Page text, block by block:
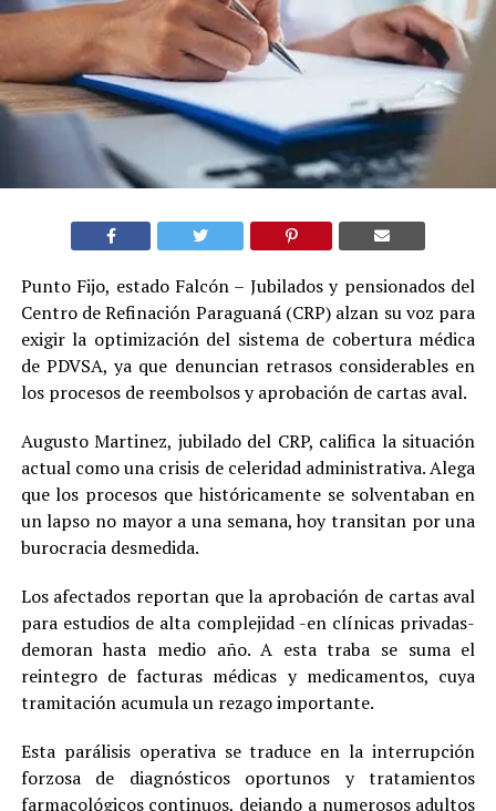
Punto Fijo, estado Falcón – Jubilados y pensionados del
Centro de Refinación Paraguaná (CRP) alzan su voz para
exigir la optimización del sistema de cobertura médica
de PDVSA, ya que denuncian retrasos considerables en
los procesos de reembolsos y aprobación de cartas aval.
Augusto Martinez, jubilado del CRP, califica la situación
actual como una crisis de celeridad administrativa. Alega
que los procesos que históricamente se solventaban en
un lapso no mayor a una semana, hoy transitan por una
burocracia desmedida.
Los afectados reportan que la aprobación de cartas aval
para estudios de alta complejidad -en clínicas privadas-
demoran hasta medio año. A esta traba se suma el
reintegro de facturas médicas y medicamentos, cuya
tramitación acumula un rezago importante.
Esta parálisis operativa se traduce en la interrupción
forzosa de diagnósticos oportunos y tratamientos
farmacológicos continuos, dejando a numerosos adultos